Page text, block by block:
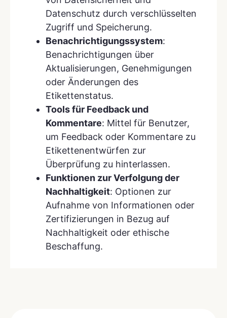
Datenschutz durch verschlüsselten
Zugriff und Speicherung.
Benachrichtigungssystem:
Benachrichtigungen über
Aktualisierungen, Genehmigungen
oder Änderungen des
Etikettenstatus.
Tools für Feedback und
Kommentare: Mittel für Benutzer,
um Feedback oder Kommentare zu
Etikettenentwürfen zur
Überprüfung zu hinterlassen.
Funktionen zur Verfolgung der
Nachhaltigkeit: Optionen zur
Aufnahme von Informationen oder
Zertifizierungen in Bezug auf
Nachhaltigkeit oder ethische
Beschaffung.